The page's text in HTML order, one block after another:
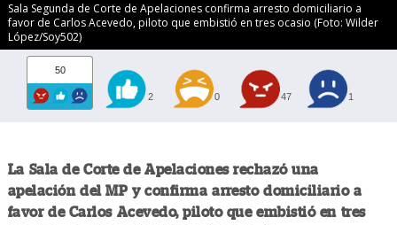
Sala Segunda de Corte de Apelaciones confirma arresto domiciliario a
favor de Carlos Acevedo, piloto que embistió en tres ocasio (Foto: Wilder
López/Soy502)
50
2 0 47 1
La Sala de Corte de Apelaciones rechazó una
apelación del MP y confirma arresto domiciliario a
favor de Carlos Acevedo, piloto que embistió en tres